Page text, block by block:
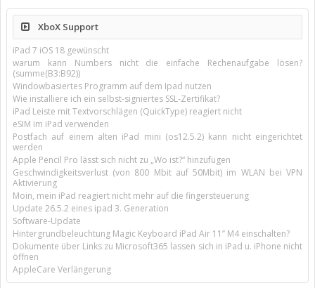
XboX Support
iPad 7 iOS 18 gewünscht
warum kann Numbers nicht die einfache Rechenaufgabe lösen?
(summe(B3:B92))
Windowbasiertes Programm auf dem Ipad nutzen
Wie installiere ich ein selbst-signiertes SSL-Zertifikat?
iPad Leiste mit Textvorschlägen (QuickType) reagiert nicht
eSIM im iPad verwenden
Postfach auf einem alten iPad mini (os12.5.2) kann nicht eingerichtet
werden
Apple Pencil Pro lässt sich nicht zu „Wo ist?“ hinzufügen
Geschwindigkeitsverlust (von 800 Mbit auf 50Mbit) im WLAN bei VPN
Aktivierung
Moin, mein iPad reagiert nicht mehr auf die fingersteuerung
Update 26.5.2 eines ipad 3. Generation
Software-Update
Hintergrundbeleuchtung Magic Keyboard iPad Air 11’’ M4 einschalten?
Dokumente über Links zu Microsoft365 lassen sich in iPad u. iPhone nicht
öffnen
AppleCare Verlängerung